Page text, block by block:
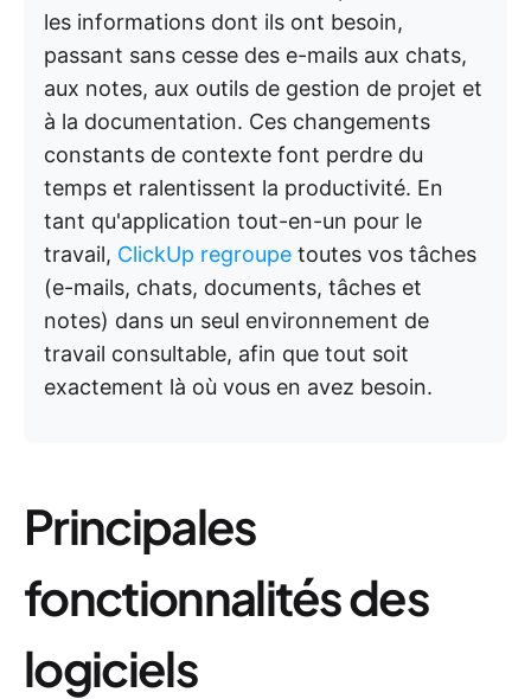
les informations dont ils ont besoin,
passant sans cesse des e-mails aux chats,
aux notes, aux outils de gestion de projet et
à la documentation. Ces changements
constants de contexte font perdre du
temps et ralentissent la productivité. En
tant qu'application tout-en-un pour le
travail, ClickUp regroupe toutes vos tâches
(e-mails, chats, documents, tâches et
notes) dans un seul environnement de
travail consultable, afin que tout soit
exactement là où vous en avez besoin.
Principales
fonctionnalités des
logiciels